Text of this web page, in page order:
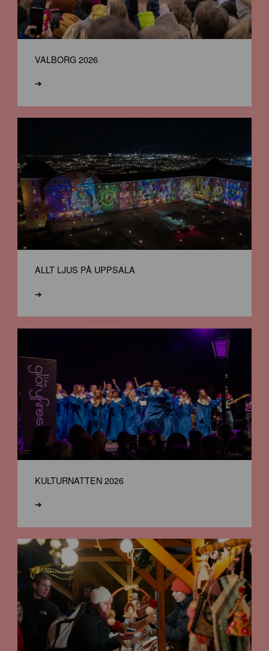
VALBORG 2026
➔
ALLT LJUS PÅ UPPSALA
➔
KULTURNATTEN 2026
➔